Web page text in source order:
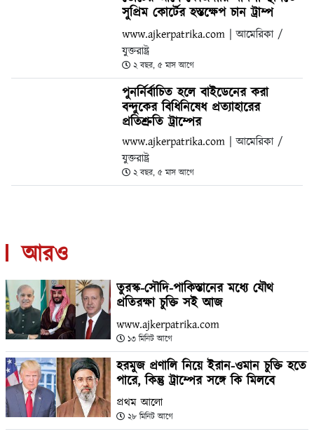
সুপ্রিম কোর্টের হস্তক্ষেপ চান ট্রাম্প
www.ajkerpatrika.com | আমেরিকা /
যুক্তরাষ্ট্র
২ বছর, ৫ মাস আগে
পুনর্নির্বাচিত হলে বাইডেনের করা
বন্দুকের বিধিনিষেধ প্রত্যাহারের
প্রতিশ্রুতি ট্রাম্পের
www.ajkerpatrika.com | আমেরিকা /
যুক্তরাষ্ট্র
২ বছর, ৫ মাস আগে
আরও
তুরস্ক-সৌদি-পাকিস্তানের মধ্যে যৌথ
প্রতিরক্ষা চুক্তি সই আজ
www.ajkerpatrika.com
১৩ মিনিট আগে
হরমুজ প্রণালি নিয়ে ইরান-ওমান চুক্তি হতে
পারে, কিন্তু ট্রাম্পের সঙ্গে কি মিলবে
প্রথম আলো
২৮ মিনিট আগে